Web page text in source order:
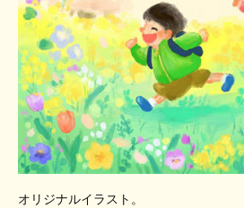
オリジナルイラスト。